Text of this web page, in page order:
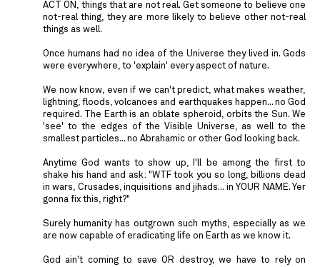
ACT ON, things that are not real. Get someone to believe one
not-real thing, they are more likely to believe other not-real
things as well.
Once humans had no idea of the Universe they lived in. Gods
were everywhere, to 'explain' every aspect of nature.
We now know, even if we can't predict, what makes weather,
lightning, floods, volcanoes and earthquakes happen... no God
required. The Earth is an oblate spheroid, orbits the Sun. We
'see' to the edges of the Visible Universe, as well to the
smallest particles... no Abrahamic or other God looking back.
Anytime God wants to show up, I'll be among the first to
shake his hand and ask: "WTF took you so long, billions dead
in wars, Crusades, inquisitions and jihads... in YOUR NAME. Yer
gonna fix this, right?"
Surely humanity has outgrown such myths, especially as we
are now capable of eradicating life on Earth as we know it.
God ain't coming to save OR destroy, we have to rely on